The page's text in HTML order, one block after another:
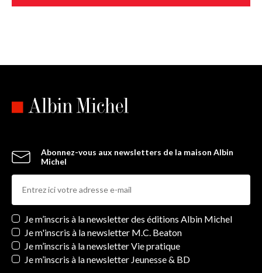
Abonnez-vous aux newsletters de la maison Albin
Michel
Newsletters
Je m’inscris à la newsletter des éditions Albin Michel
Je m'inscris à la newsletter M.C. Beaton
Je m’inscris à la newsletter Vie pratique
Je m’inscris à la newsletter Jeunesse & BD